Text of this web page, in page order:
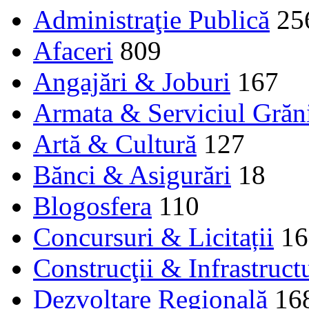
Administraţie Publică
Afaceri 809
Angajări & Joburi 167
Armata & Serviciul
Artă & Cultură 127
Bănci & Asigurări 18
Blogosfera 110
Concursuri & Licitații 16
Construcţii &
Dezvoltare Regională